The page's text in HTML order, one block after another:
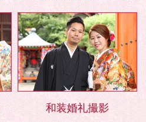
和装婚礼撮影